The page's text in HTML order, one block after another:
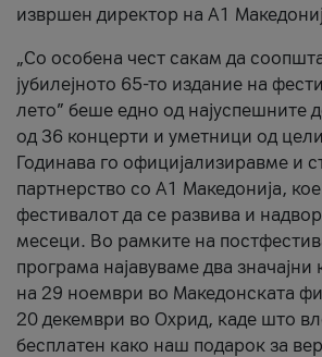
извршен директор на A1
„Со особена чест сакам да
јубилејното 65-то издание на
лето” беше едно од најуспешните
од 36 концерти и уметници од
Годинава го официјализиравме и
партнерство со А1 Македонија,
фестивалот да се развива и
месеци. Во рамките на
програма најавуваме два значајни
на 29 ноември во Македонската
20 декември во Охрид, каде што
бесплатен како наш подарок за